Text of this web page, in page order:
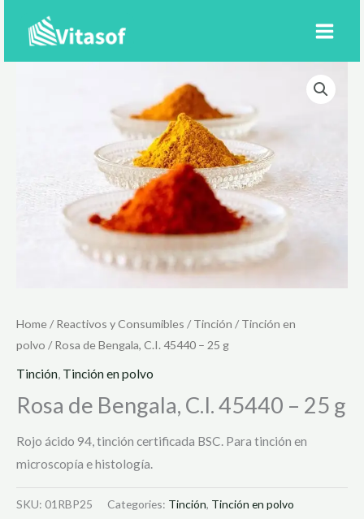
Home/Reactivos y Consumibles /Tinción /Tinción en
polvo / Rosa de Bengala, C.I. 45440 – 25 g
Tinción Tinción en polvo
Rosa de Bengala, C.I. 45440 – 25 g
Rojo ácido 94, tinción certificada BSC. Para tinción en
microscopía e histología.
SKU: 01RBP25 Categories: Tinción, Tinción en polvo